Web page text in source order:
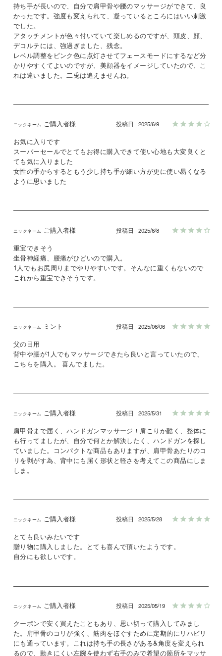
持ち手が長いので、自分で肩甲骨や腰のマッサージができて、良
かったです。強度も変えられて、凝っているところにはいい刺激
でした。
アタッチメントが色々付いていて楽しめるのですが、頭皮、顔、
デコルテには、強過ぎました、残念。
レベル調整をピンク色に点灯させてフェースモードにするなど分
かりやすくてよいのですが、美顔器をイメージしていたので、こ
れは違いました。二兎は追えませんね。
ご購入者様 投稿日 2025/6/9
お気に入りです
スーパーセールでとてもお得に購入できて使い心地も大変良くと
ても気に入りました
女性の手からするともう少し持ち手が細い方が更に使い易くなる
ように思いました
ご購入者様 投稿日 2025/6/8
重宝できそう
坐骨神経痛、腰痛がひどいので購入。
1人でもお尻周りまでやりやすいです。そんなに重くもないので
これから重宝できそうです。
ミント 投稿日 2025/06/06
父の日用
背中や腰が1人でもマッサージできたら良いと言っていたので、
こちらを購入。 喜んでました。
ご購入者様 投稿日 2025/5/31
肩甲骨まで届く、ハンドガンマッサージ！肩こりか酷く、整体に
も行ってましたが、自分で何とか解決したく、ハンドガンを探し
ていました。コンパクトな商品もありますが、肩甲骨あたりのコ
リを剥がす為、背中にも届く形状と軽さを考えてこの商品にしま
しま。
ご購入者様 投稿日 2025/5/28
とても良いみたいです
贈り物に購入しました。とても喜んで頂いたようです。
自分にも欲しいです。
ご購入者様 投稿日 2025/05/19
クーポンで安く買えたこともあり、思い切って購入してみまし
た。肩甲骨のコリが強く、筋肉をほぐすために定期的にリハビリ
にも通っています。これは持ち手の長さがある&角度を変えられ
るので、動きにくい左腕を使わず右手のみで希望の箇所をマッサ